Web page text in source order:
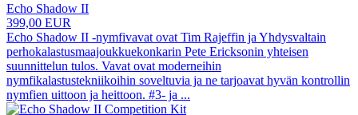
Echo Shadow II
399,00 EUR
Echo Shadow II -nymfivavat ovat Tim Rajeffin ja Yhdysvaltain
perhokalastusmaajoukkuekonkarin Pete Ericksonin yhteisen
suunnittelun tulos. Vavat ovat moderneihin
nymfikalastustekniikoihin soveltuvia ja ne tarjoavat hyvän kontrollin
nymfien uittoon ja heittoon. #3- ja ...